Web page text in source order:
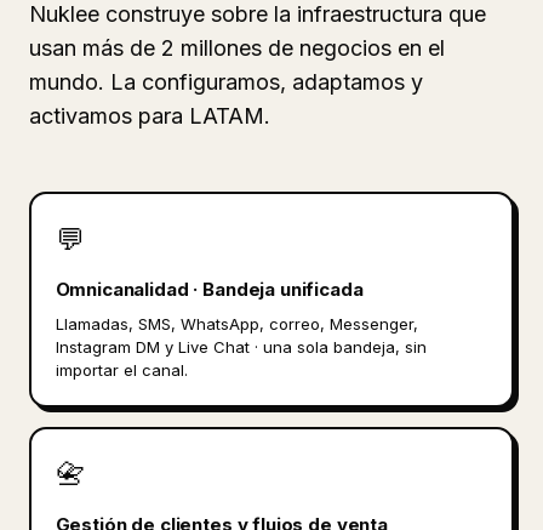
Nuklee construye sobre la infraestructura que
usan más de 2 millones de negocios en el
mundo. La configuramos, adaptamos y
activamos para LATAM.
💬
Omnicanalidad · Bandeja unificada
Llamadas, SMS, WhatsApp, correo, Messenger,
Instagram DM y Live Chat · una sola bandeja, sin
importar el canal.
📇
Gestión de clientes y flujos de venta